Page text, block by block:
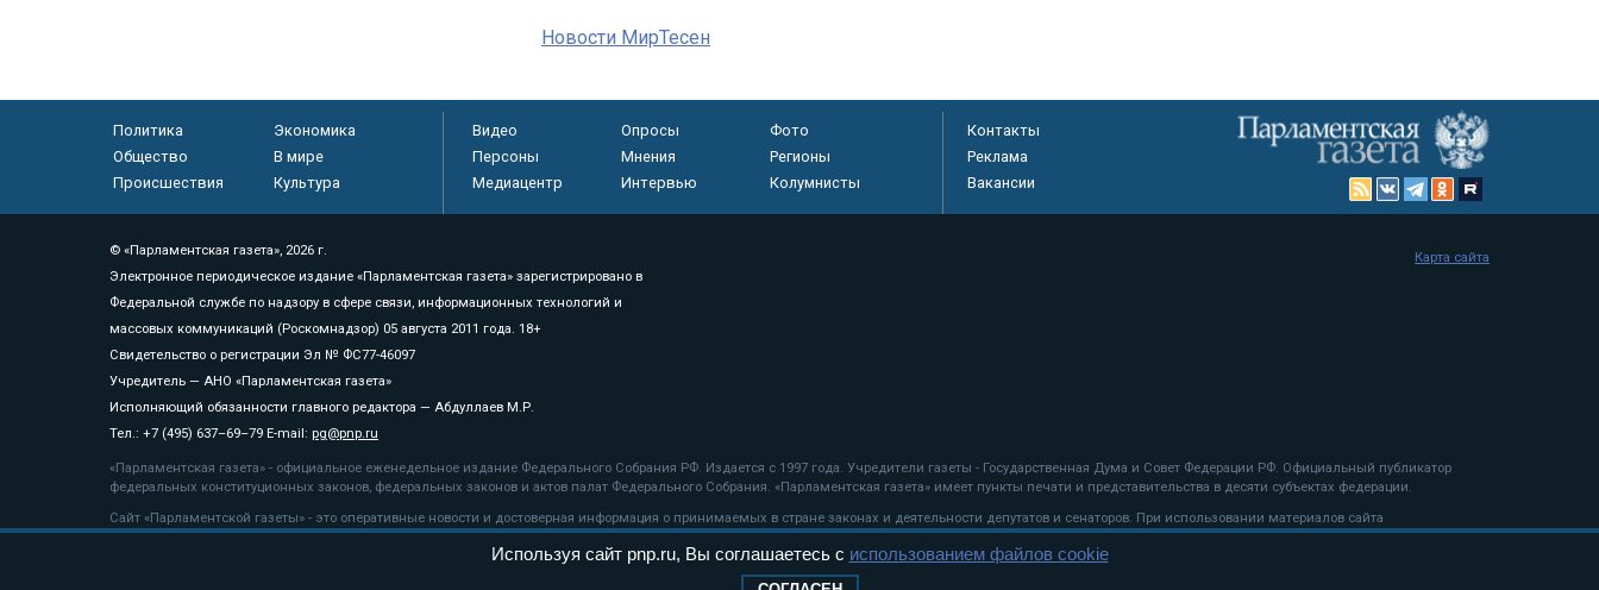
Новости МирТесен
Политика
Экономика
Общество
В мире
Происшествия
Культура
Видео Опросы
Фото
Персоны
Мнения
Регионы
Медиацентр
Интервью Колумнисты
Контакты
Реклама
Вакансии
© «Парламентская газета», 2026 г.
Электронное периодическое издание «Парламентская газета» зарегистрировано в
Федеральной службе по надзору в сфере связи, информационных технологий и
массовых коммуникаций (Роскомнадзор) 05 августа 2011 года. 18+
Свидетельство о регистрации Эл № ФС77-46097
Учредитель — АНО «Парламентская газета»
Исполняющий обязанности главного редактора — Абдуллаев М.Р.
Тел.: +7 (495) 637–69–79 E-mail: pg@pnp.ru
«Парламентская газета» - официальное еженедельное издание Федерального Собрания РФ. Издается с 1997 года. Учредители газеты - Государственная Дума и Совет Федерации РФ. Официальный публикатор
федеральных конституционных законов, федеральных законов и актов палат Федерального Собрания. «Парламентская газета» имеет пункты печати и представительства в десяти субъектах федерации.
Сайт «Парламентской газеты» - это оперативные новости и достоверная информация о принимаемых в стране законах и деятельности депутатов и сенаторов. При использовании материалов сайта
«Парламентской газеты» активная ссылка на pnp.ru обязательна.
рекомендательные технологии
Карта сайта
Используя сайт pnp.ru, Вы соглашаетесь с использованием файлов cookie